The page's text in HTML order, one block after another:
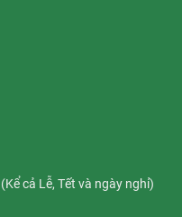
cả Lễ, Tết và ngày nghỉ)